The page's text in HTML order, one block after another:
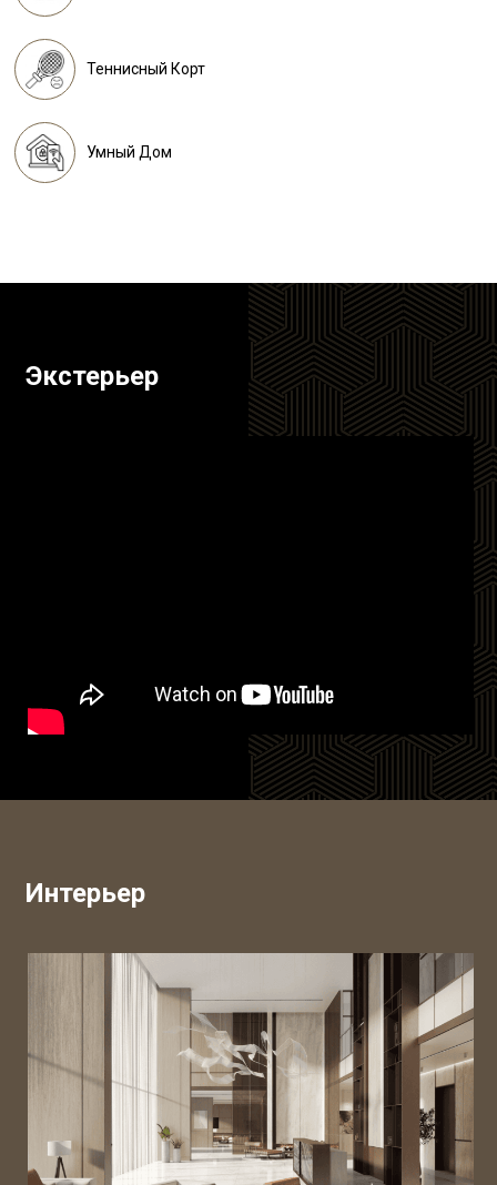
Теннисный Корт
Умный Дом
Экстерьер
Интерьер